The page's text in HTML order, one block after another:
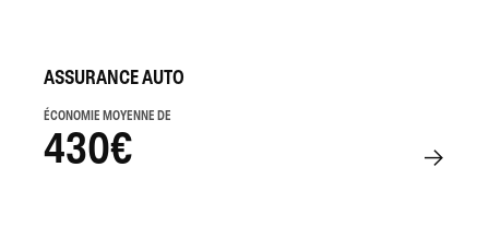
ASSURANCE AUTO
ÉCONOMIE MOYENNE DE
430€